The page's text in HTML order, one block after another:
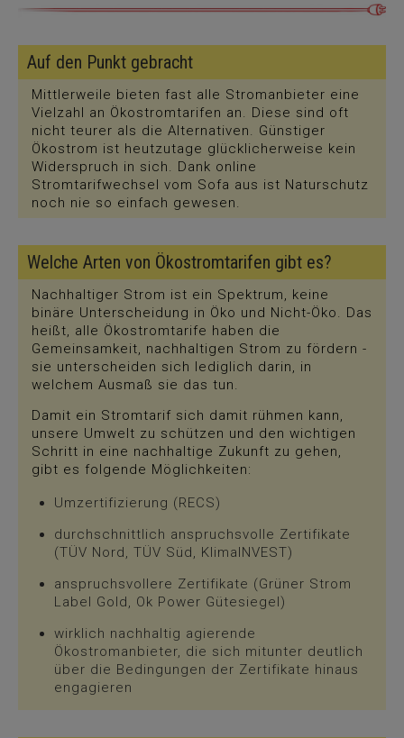
Auf den Punkt gebracht
Mittlerweile bieten fast alle Stromanbieter eine
Vielzahl an Ökostromtarifen an. Diese sind oft
nicht teurer als die Alternativen. Günstiger
Ökostrom ist heutzutage glücklicherweise kein
Widerspruch in sich. Dank online
Stromtarifwechsel vom Sofa aus ist Naturschutz
noch nie so einfach gewesen.
Welche Arten von Ökostromtarifen gibt es?
Nachhaltiger Strom ist ein Spektrum, keine
binäre Unterscheidung in Öko und Nicht-Öko. Das
heißt, alle Ökostromtarife haben die
Gemeinsamkeit, nachhaltigen Strom zu fördern -
sie unterscheiden sich lediglich darin, in
welchem Ausmaß sie das tun.
Damit ein Stromtarif sich damit rühmen kann,
unsere Umwelt zu schützen und den wichtigen
Schritt in eine nachhaltige Zukunft zu gehen,
gibt es folgende Möglichkeiten:
Umzertifizierung (RECS)
durchschnittlich anspruchsvolle Zertifikate
(TÜV Nord, TÜV Süd, KlimaINVEST)
anspruchsvollere Zertifikate (Grüner Strom
Label Gold, Ok Power Gütesiegel)
wirklich nachhaltig agierende
Ökostromanbieter, die sich mitunter deutlich
über die Bedingungen der Zertifikate hinaus
engagieren